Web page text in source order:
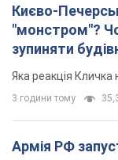
Києво-
"монстром"?
зупиняти
"московського
Яка реакція
3 години тому
Армія РФ